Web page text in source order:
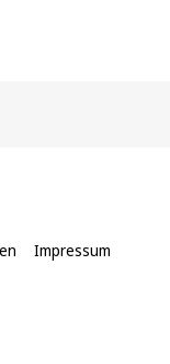
Impressum